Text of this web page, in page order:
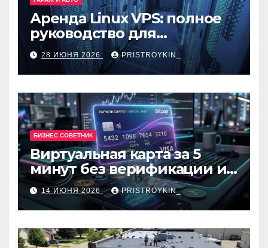
Аренда Linux VPS: полное
руководство для
разработчиков и
администраторов
28 ИЮНЯ 2026 PRISTROYKIN_
БИЗНЕС СОВЕТНИК
Виртуальная карта за 5
минут без верификации и
банков с пополнением в
USDT
14 ИЮНЯ 2026 PRISTROYKIN_